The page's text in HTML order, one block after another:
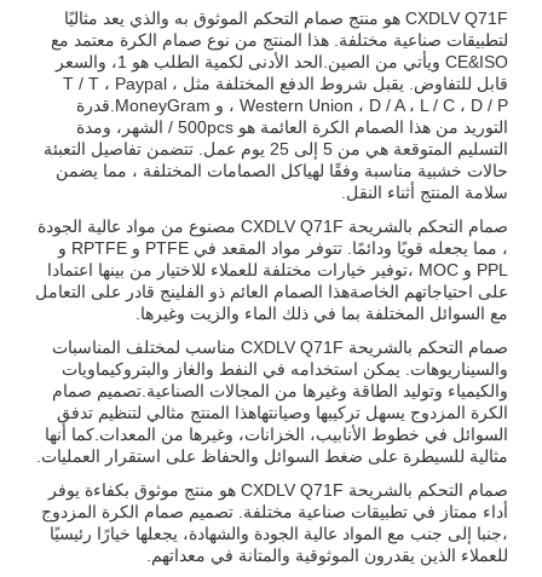
CXDLV Q71F هو منتج صمام التحكم الموثوق به والذي يعد مثاليًا
لتطبيقات صناعية مختلفة. هذا المنتج من نوع صمام الكرة معتمد مع
CE&ISO ويأتي من الصين.الحد الأدنى لكمية الطلب هو 1، والسعر
قابل للتفاوض. يقبل شروط الدفع المختلفة مثل T / T ، Paypal ،
Western Union ، D / A ، L / C ، D / P ، و MoneyGram.قدرة
التوريد من هذا الصمام الكرة العائمة هو 500pcs / الشهر، ومدة
التسليم المتوقعة هي من 5 إلى 25 يوم عمل. تتضمن تفاصيل التعبئة
حالات خشبية مناسبة وفقًا لهياكل الصمامات المختلفة ، مما يضمن
سلامة المنتج أثناء النقل.
صمام التحكم بالشريحة CXDLV Q71F مصنوع من مواد عالية الجودة
، مما يجعله قويًا ودائمًا. تتوفر مواد المقعد في PTFE و RPTFE و
PPL و MOC ،توفير خيارات مختلفة للعملاء للاختيار من بينها اعتمادا
على احتياجاتهم الخاصةهذا الصمام العائم ذو الفلينج قادر على التعامل
مع السوائل المختلفة بما في ذلك الماء والزيت وغيرها.
صمام التحكم بالشريحة CXDLV Q71F مناسب لمختلف المناسبات
والسيناريوهات. يمكن استخدامه في النفط والغاز والبتروكيماويات
والكيمياء وتوليد الطاقة وغيرها من المجالات الصناعية.تصميم صمام
الكرة المزدوج يسهل تركيبها وصيانتهاهذا المنتج مثالي لتنظيم تدفق
السوائل في خطوط الأنابيب، الخزانات، وغيرها من المعدات.كما أنها
مثالية للسيطرة على ضغط السوائل والحفاظ على استقرار العمليات.
صمام التحكم بالشريحة CXDLV Q71F هو منتج موثوق بكفاءة يوفر
أداء ممتاز في تطبيقات صناعية مختلفة. تصميم صمام الكرة المزدوج
،جنبا إلى جنب مع المواد عالية الجودة والشهادة، يجعلها خيارًا رئيسيًا
للعملاء الذين يقدرون الموثوقية والمتانة في معداتهم.